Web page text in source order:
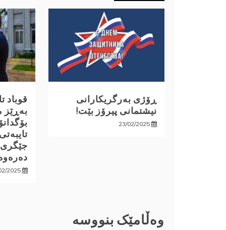
ڕۆژی بەرگریکارانی
نیشتمانی پیرۆز بێت!
23/02/2025
قوباد
بەڕێز
2025
وەڵامێک بنووسە